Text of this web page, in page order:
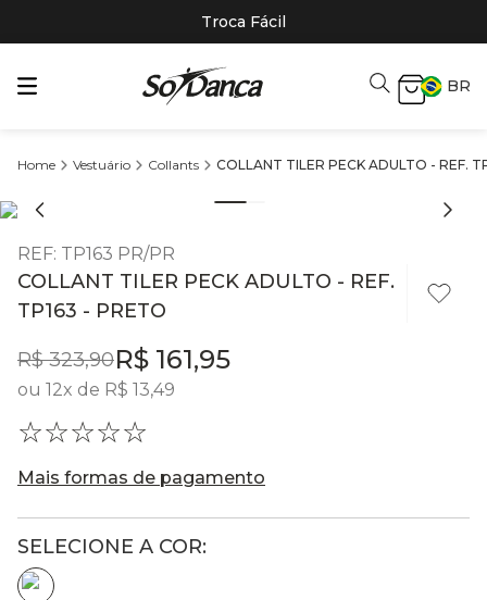
Troca Fácil
BR
Vestuário Collants COLLANT TILER PECK ADULTO - REF.
REF: TP163 PR/PR
COLLANT TILER PECK ADULTO - REF.
TP163 - PRETO
R$ 323,90R$ 161,95
ou 12x de R$ 13,49
☆☆☆☆☆
Mais formas de pagamento